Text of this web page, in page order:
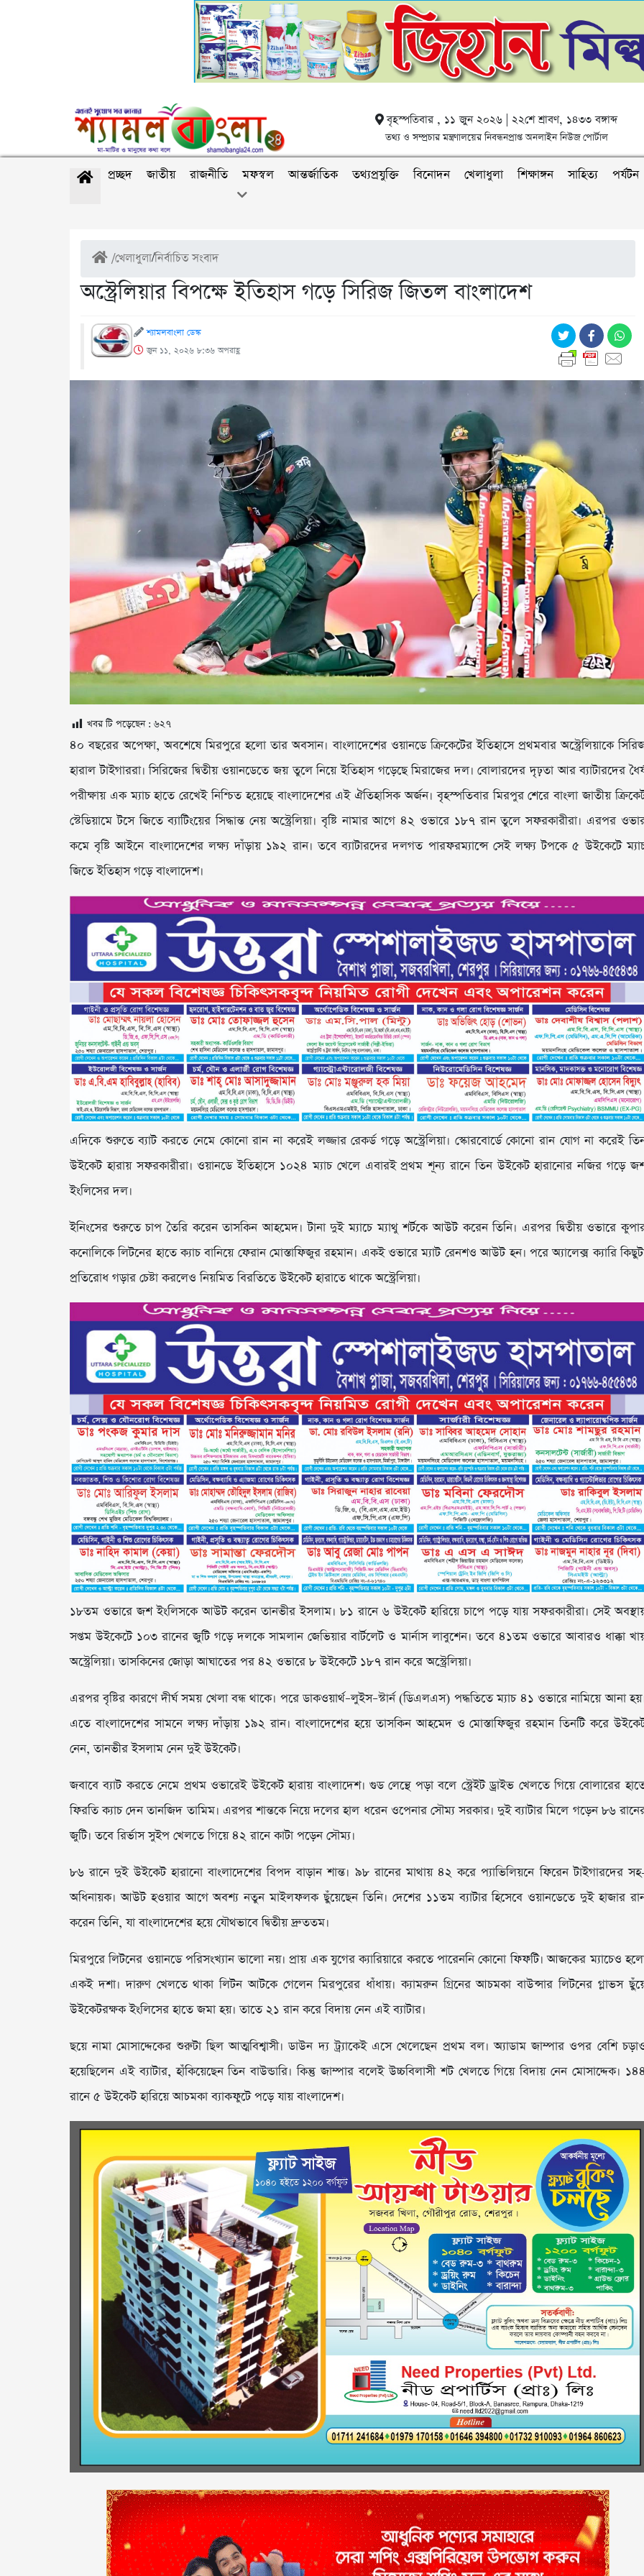
বৃহস্পতিবার , ১১ জুন ২০২৬ | ২২শে শ্রাবণ, ১৪৩৩ বঙ্গাব্দ
তথ্য ও সম্প্রচার মন্ত্রণালয়ের নিবন্ধনপ্রাপ্ত অনলাইন নিউজ পোর্টাল
প্রচ্ছদ জাতীয় রাজনীতি মফস্বল আন্তর্জাতিক তথ্যপ্রযুক্তি বিনোদন খেলাধুলা শিক্ষাঙ্গন সাহিত্য পর্যটন
/খেলাধুলা/নির্বাচিত সংবাদ
অস্ট্রেলিয়ার বিপক্ষে ইতিহাস গড়ে সিরিজ জিতল বাংলাদেশ
শ্যামলবাংলা ডেস্ক
জুন ১১, ২০২৬ ৮:৩৬ অপরাহ্ণ
খবর টি পড়েছেন : ৬২৭
৪০ বছরের অপেক্ষা, অবশেষে মিরপুরে হলো তার অবসান। বাংলাদেশের ওয়ানডে ক্রিকেটের ইতিহাসে প্রথমবার অস্ট্রেলিয়াকে
হারাল টাইগাররা। সিরিজের দ্বিতীয় ওয়ানডেতে জয় তুলে নিয়ে ইতিহাস গড়েছে মিরাজের দল। বোলারদের দৃঢ়তা আর ব্যাটারদের
পরীক্ষায় এক ম্যাচ হাতে রেখেই নিশ্চিত হয়েছে বাংলাদেশের এই ঐতিহাসিক অর্জন। বৃহস্পতিবার মিরপুর শেরে বাংলা জাতীয়
স্টেডিয়ামে টসে জিতে ব্যাটিংয়ের সিদ্ধান্ত নেয় অস্ট্রেলিয়া। বৃষ্টি নামার আগে ৪২ ওভারে ১৮৭ রান তুলে সফরকারীরা। এরপর
কমে বৃষ্টি আইনে বাংলাদেশের লক্ষ্য দাঁড়ায় ১৯২ রান। তবে ব্যাটারদের দলগত পারফরম্যান্সে সেই লক্ষ্য টপকে ৫ উইকেটে
জিতে ইতিহাস গড়ে বাংলাদেশ।
এদিকে শুরুতে ব্যাট করতে নেমে কোনো রান না করেই লজ্জার রেকর্ড গড়ে অস্ট্রেলিয়া। স্কোরবোর্ডে কোনো রান যোগ না করেই
উইকেট হারায় সফরকারীরা। ওয়ানডে ইতিহাসে ১০২৪ ম্যাচ খেলে এবারই প্রথম শূন্য রানে তিন উইকেট হারানোর নজির গড়ে
ইংলিসের দল।
ইনিংসের শুরুতে চাপ তৈরি করেন তাসকিন আহমেদ। টানা দুই ম্যাচে ম্যাথু শর্টকে আউট করেন তিনি। এরপর দ্বিতীয় ওভারে
কনোলিকে লিটনের হাতে ক্যাচ বানিয়ে ফেরান মোস্তাফিজুর রহমান। একই ওভারে ম্যাট রেনশও আউট হন। পরে অ্যালেক্স ক্যারি
প্রতিরোধ গড়ার চেষ্টা করলেও নিয়মিত বিরতিতে উইকেট হারাতে থাকে অস্ট্রেলিয়া।
১৮তম ওভারে জশ ইংলিসকে আউট করেন তানভীর ইসলাম। ৮১ রানে ৬ উইকেট হারিয়ে চাপে পড়ে যায় সফরকারীরা। সেই
সপ্তম উইকেটে ১০৩ রানের জুটি গড়ে দলকে সামলান জেভিয়ার বার্টলেট ও মার্নাস লাবুশেন। তবে ৪১তম ওভারে আবারও ধাক্কা
অস্ট্রেলিয়া। তাসকিনের জোড়া আঘাতের পর ৪২ ওভারে ৮ উইকেটে ১৮৭ রান করে অস্ট্রেলিয়া।
এরপর বৃষ্টির কারণে দীর্ঘ সময় খেলা বন্ধ থাকে। পরে ডাকওয়ার্থ–লুইস–স্টার্ন (ডিএলএস) পদ্ধতিতে ম্যাচ ৪১ ওভারে নামিয়ে আনা
এতে বাংলাদেশের সামনে লক্ষ্য দাঁড়ায় ১৯২ রান। বাংলাদেশের হয়ে তাসকিন আহমেদ ও মোস্তাফিজুর রহমান তিনটি করে
নেন, তানভীর ইসলাম নেন দুই উইকেট।
জবাবে ব্যাট করতে নেমে প্রথম ওভারেই উইকেট হারায় বাংলাদেশ। গুড লেন্থে পড়া বলে স্ট্রেইট ড্রাইভ খেলতে গিয়ে বোলারের
ফিরতি ক্যাচ দেন তানজিদ তামিম। এরপর শান্তকে নিয়ে দলের হাল ধরেন ওপেনার সৌম্য সরকার। দুই ব্যাটার মিলে গড়েন ৮৬
জুটি। তবে রির্ভাস সুইপ খেলতে গিয়ে ৪২ রানে কাটা পড়েন সৌম্য।
৮৬ রানে দুই উইকেট হারানো বাংলাদেশের বিপদ বাড়ান শান্ত। ৯৮ রানের মাথায় ৪২ করে প্যাভিলিয়নে ফিরেন টাইগারদের
অধিনায়ক। আউট হওয়ার আগে অবশ্য নতুন মাইলফলক ছুঁয়েছেন তিনি। দেশের ১১তম ব্যাটার হিসেবে ওয়ানডেতে দুই হাজার
করেন তিনি, যা বাংলাদেশের হয়ে যৌথভাবে দ্বিতীয় দ্রুততম।
মিরপুরে লিটনের ওয়ানডে পরিসংখ্যান ভালো নয়। প্রায় এক যুগের ক্যারিয়ারে করতে পারেননি কোনো ফিফটি। আজকের ম্যাচেও
একই দশা। দারুণ খেলতে থাকা লিটন আটকে গেলেন মিরপুরের ধাঁধায়। ক্যামরুন গ্রিনের আচমকা বাউন্সার লিটনের গ্লাভস
উইকেটরক্ষক ইংলিসের হাতে জমা হয়। তাতে ২১ রান করে বিদায় নেন এই ব্যাটার।
ছয়ে নামা মোসাদ্দেকের শুরুটা ছিল আত্মবিশ্বাসী। ডাউন দ্য ট্র্যাকেই এসে খেলেছেন প্রথম বল। অ্যাডাম জাম্পার ওপর বেশি
হয়েছিলেন এই ব্যাটার, হাঁকিয়েছেন তিন বাউন্ডারি। কিন্তু জাম্পার বলেই উচ্চবিলাসী শট খেলতে গিয়ে বিদায় নেন মোসাদ্দেক। ১৪৪
রানে ৫ উইকেট হারিয়ে আচমকা ব্যাকফুটে পড়ে যায় বাংলাদেশ।